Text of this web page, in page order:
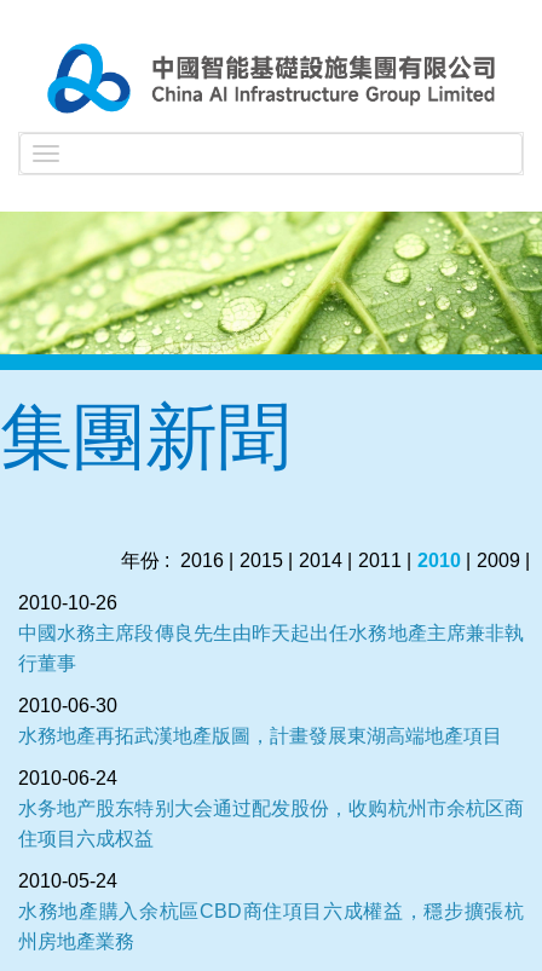
navigation
集團新聞
年份 : 2016 2015 2014 2011 2010 2009
2010-10-26
中國水務主席段傳良先生由昨天起出任水務地產主席兼非執
行董事
2010-06-30
水務地產再拓武漢地產版圖，計畫發展東湖高端地產項目
2010-06-24
水务地产股东特别大会通过配发股份，收购杭州市余杭区商
住项目六成权益
2010-05-24
水務地產購入余杭區CBD商住項目六成權益，穩步擴張杭
州房地產業務